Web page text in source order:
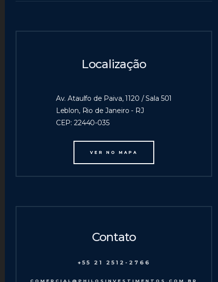
Localização
Av. Ataulfo de Paiva, 1120 / Sala 501
Leblon, Rio de Janeiro - RJ
CEP: 22440-035
VER NO MAPA
Contato
+55 21 2512-2766
COMERCIAL@PHILOSINVESTIMENTOS.COM.BR